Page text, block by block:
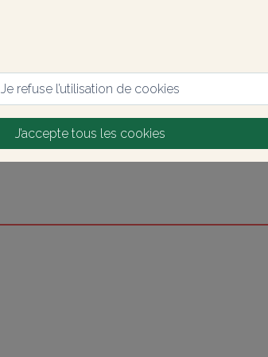
Je refuse l’utilisation de cookies
J’accepte tous les cookies